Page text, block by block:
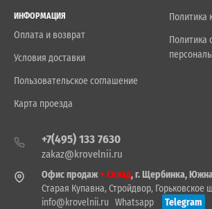
ИНФОРМАЦИЯ
Оплата и возврат
Условия доставки
Пользовательское соглашение
Карта проезда
Политика
Политика
+7(495) 133 7630
zakaz@krovelnii.ru
Офис продаж+ Склад, г. Щербинка,
Старая Купавна, Стройдвор, Горьковское
info@krovelnii.ru Whatsapp
Telegram